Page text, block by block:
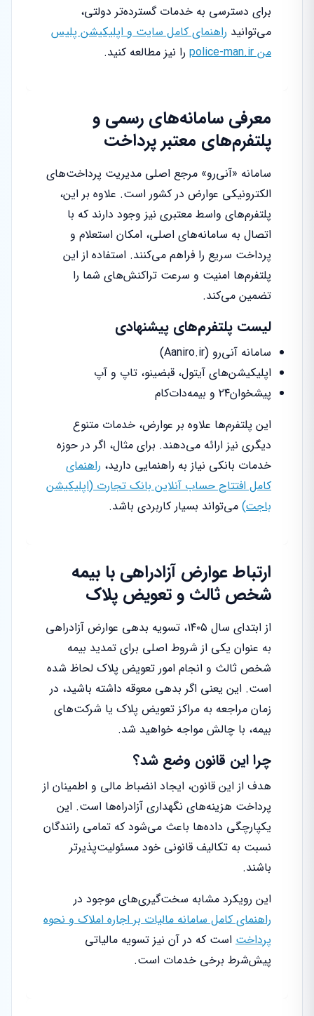
برای دسترسی به خدمات گسترده‌تر دولتی،
می‌توانید راهنمای کامل سایت و اپلیکیشن پلیس
من police-man.ir
را نیز مطالعه کنید.
معرفی سامانه‌های رسمی و
پلتفرم‌های معتبر پرداخت
سامانه «آنی‌رو» مرجع اصلی مدیریت پرداخت‌های
الکترونیکی عوارض در کشور است. علاوه بر این،
پلتفرم‌های واسط معتبری نیز وجود دارند که با
اتصال به سامانه‌های اصلی، امکان استعلام و
پرداخت سریع را فراهم می‌کنند. استفاده از این
پلتفرم‌ها امنیت و سرعت تراکنش‌های شما را
تضمین می‌کند.
لیست پلتفرم‌های پیشنهادی
سامانه آنی‌رو (Aaniro.ir)
اپلیکیشن‌های آیتول، قبضینو، تاپ و آپ
پیشخوان۲۴ و بیمه‌دات‌کام
این پلتفرم‌ها علاوه بر عوارض، خدمات متنوع
دیگری نیز ارائه می‌دهند. برای مثال، اگر در حوزه
خدمات بانکی نیاز به راهنمایی دارید، راهنمای
کامل افتتاح حساب آنلاین بانک تجارت (اپلیکیشن
باجت) می‌تواند بسیار کاربردی باشد.
ارتباط عوارض آزادراهی با بیمه
شخص ثالث و تعویض پلاک
از ابتدای سال ۱۴۰۵، تسویه بدهی عوارض آزادراهی
به عنوان یکی از شروط اصلی برای تمدید بیمه
شخص ثالث و انجام امور تعویض پلاک لحاظ شده
است. این یعنی اگر بدهی معوقه داشته باشید، در
زمان مراجعه به مراکز تعویض پلاک یا شرکت‌های
بیمه، با چالش مواجه خواهید شد.
چرا این قانون وضع شد؟
هدف از این قانون، ایجاد انضباط مالی و اطمینان از
پرداخت هزینه‌های نگهداری آزادراه‌ها است. این
یکپارچگی داده‌ها باعث می‌شود که تمامی رانندگان
نسبت به تکالیف قانونی خود مسئولیت‌پذیرتر
باشند.
این رویکرد مشابه سخت‌گیری‌های موجود در
راهنمای کامل سامانه مالیات بر اجاره املاک و نحوه
پرداخت است که در آن نیز تسویه مالیاتی
پیش‌شرط برخی خدمات است.